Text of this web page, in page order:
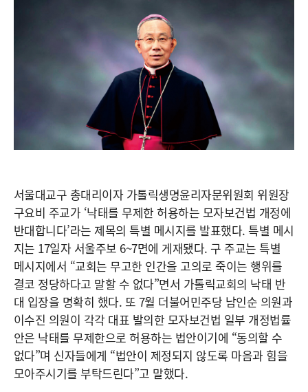
서울대교구 총대리이자 가톨릭생명윤리자문위원회 위원장
구요비 주교가 ‘낙태를 무제한 허용하는 모자보건법 개정에
반대합니다’라는 제목의 특별 메시지를 발표했다. 특별 메시
지는 17일자 서울주보 6~7면에 게재됐다. 구 주교는 특별
메시지에서 “교회는 무고한 인간을 고의로 죽이는 행위를
결코 정당하다고 말할 수 없다”면서 가톨릭교회의 낙태 반
대 입장을 명확히 했다. 또 7월 더불어민주당 남인순 의원과
이수진 의원이 각각 대표 발의한 모자보건법 일부 개정법률
안은 낙태를 무제한으로 허용하는 법안이기에 “동의할 수
없다”며 신자들에게 “법안이 제정되지 않도록 마음과 힘을
모아주시기를 부탁드린다”고 말했다.